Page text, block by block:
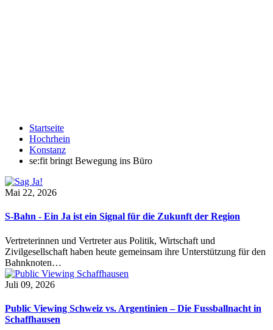
Startseite
Hochrhein
Konstanz
se:fit bringt Bewegung ins Büro
Mai 22, 2026
S-Bahn - Ein Ja ist ein Signal für die Zukunft der Region
Vertreterinnen und Vertreter aus Politik, Wirtschaft und
Zivilgesellschaft haben heute gemeinsam ihre Unterstützung für den
Bahnknoten…
Juli 09, 2026
Public Viewing Schweiz vs. Argentinien – Die Fussballnacht in
Schaffhausen